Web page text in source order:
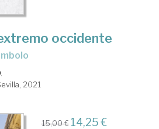
occidente
2021
15,00 € 14,25 €